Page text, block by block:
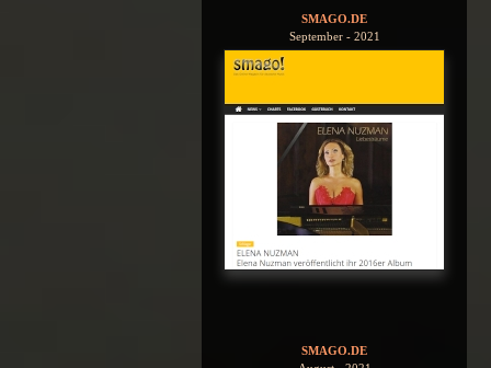
SMAGO.DE
September - 2021
SMAGO.DE